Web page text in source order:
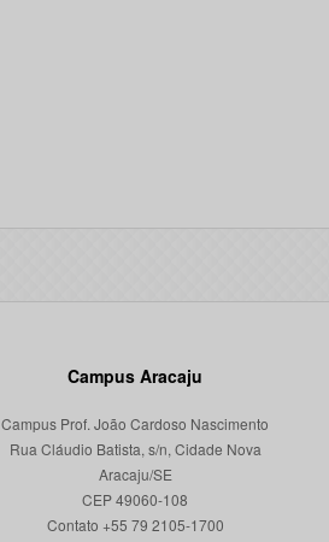
Campus Aracaju
Campus Prof. João Cardoso Nascimento
Rua Cláudio Batista, s/n, Cidade Nova
Aracaju/SE
CEP 49060-108